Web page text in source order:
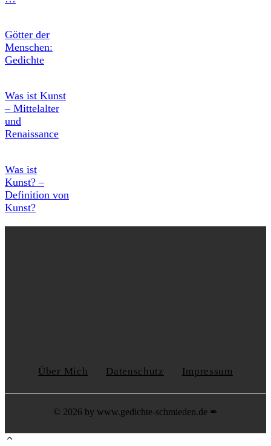
Götter der
Menschen:
Gedichte
Was ist Kunst
– Mittelalter
und
Renaissance
Was ist
Kunst? –
Definition von
Kunst?
Über Mich Datenschutz Impressum
© 2026 by www.gedichte-schmieden.de ✒